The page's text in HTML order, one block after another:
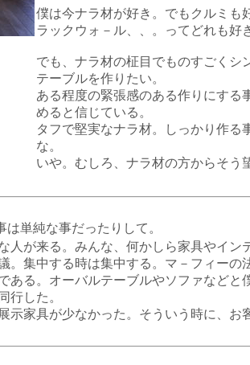
僕は今ナラ材が好き。でもクルミも
ラックウォ－ル、、。ってどれも好
でも、ナラ材の柾目でものすごくシ
テーブルを作りたい。
ある程度の緊張感のある作りにする
めると信じている。
タフで堅実なナラ材。しっかり作る
な。
いや。むしろ、ナラ材の方からそう
単純な事だったりして。
人が来る。みんな、何かしら家具やイン
。集中する時は集中する。マ－フィーの
ある。オーバルテーブルやソファなどと
行した。
示家具が少なかった。そういう時に、お